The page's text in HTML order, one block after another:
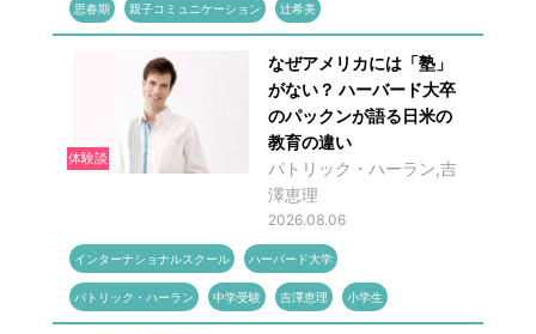
思春期 親子コミュニケーション 辻希美
体験談
なぜアメリカには「塾」
がない？ ハーバード大卒
のパックンが語る日米の
教育の違い
パトリック・ハーラン,吉
澤恵理
2026.08.06
インターナショナルスクール ハーバード大学
パトリック・ハーラン 中学受験 吉澤恵理 小学生